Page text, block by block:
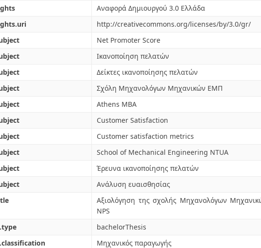
Αναφορά Δημιουργού 3.0 Ελλάδα
http://creativecommons.org/licenses/by/3.0/gr/
Net Promoter Score
Ικανοποίηση πελατών
Δείκτες ικανοποίησης πελατών
Σχόλη Μηχανολόγων Μηχανικών ΕΜΠ
Athens MBA
Customer Satisfaction
Customer satisfaction metrics
School of Mechanical Engineering NTUA
Έρευνα ικανοποίησης πελατών
Ανάλυση ευαισθησίας
Αξιολόγηση της σχολής Μηχανολόγων
NPS
bachelorThesis
Μηχανικός παραγωγής